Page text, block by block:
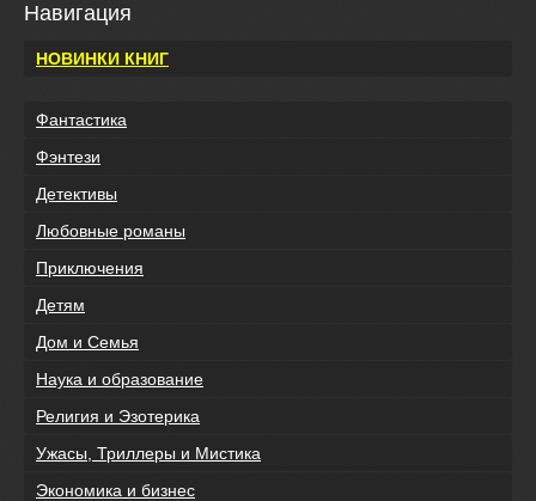
Навигация
НОВИНКИ КНИГ
Фантастика
Фэнтези
Детективы
Любовные романы
Приключения
Детям
Дом и Семья
Наука и образование
Религия и Эзотерика
Ужасы, Триллеры и Мистика
Экономика и бизнес